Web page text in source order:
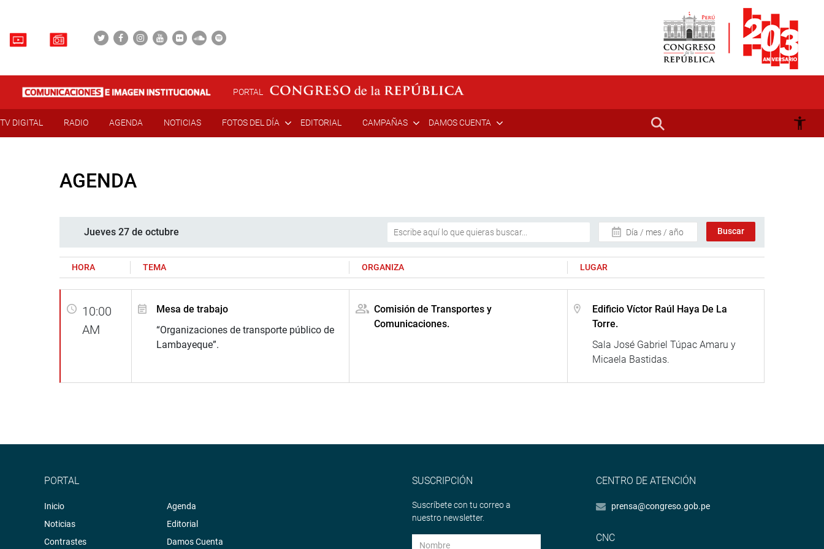
PORTAL
TV DIGITAL RADIO AGENDA NOTICIAS FOTOS DEL DÍA EDITORIAL CAMPAÑAS DAMOS CUENTA
AGENDA
Jueves 27 de octubre Día / mes / año
HORA TEMA ORGANIZA LUGAR
10:00
AM
Mesa de trabajo
“Organizaciones de transporte público de
Lambayeque”.
Comisión de Transportes y
Comunicaciones.
Edificio Víctor Raúl Haya De La
Torre.
Sala José Gabriel Túpac Amaru y
Micaela Bastidas.
PORTAL
Inicio
Noticias
Contrastes
Agenda
Editorial
Damos Cuenta
SUSCRIPCIÓN
Suscríbete con tu correo a
nuestro newsletter.
CENTRO DE ATENCIÓN
prensa@congreso.gob.pe
CNC